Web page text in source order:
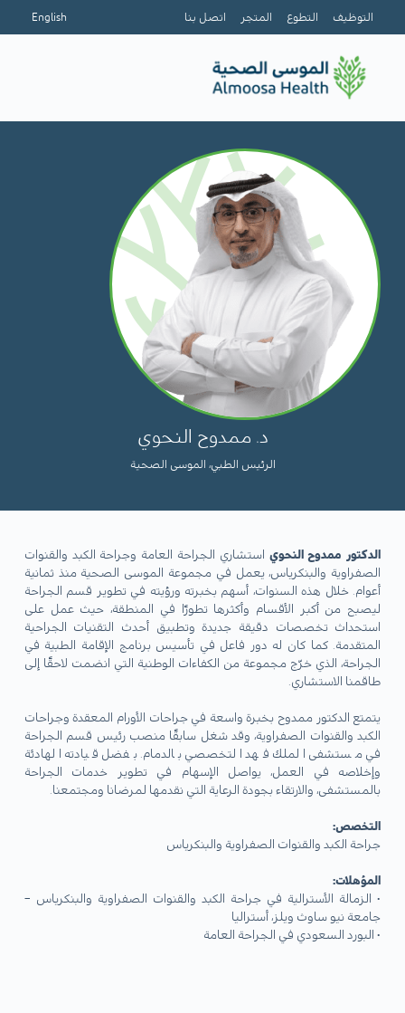
التوظيف التطوع المتجر اتصل بنا English
د. ممدوح النحوي
الرئيس الطبي، الموسى الصحية
الدكتور ممدوح النحوي استشاري الجراحة العامة وجراحة الكبد والقنوات
الصفراوية والبنكرياس، يعمل في مجموعة الموسى الصحية منذ ثمانية
أعوام. خلال هذه السنوات، أسهم بخبرته ورؤيته في تطوير قسم الجراحة
ليصبح من أكبر الأقسام وأكثرها تطورًا في المنطقة، حيث عمل على
استحداث تخصصات دقيقة جديدة وتطبيق أحدث التقنيات الجراحية
المتقدمة. كما كان له دور فاعل في تأسيس برنامج الإقامة الطبية في
الجراحة، الذي خرّج مجموعة من الكفاءات الوطنية التي انضمت لاحقًا إلى
طاقمنا الاستشاري.
يتمتع الدكتور ممدوح بخبرة واسعة في جراحات الأورام المعقدة وجراحات
الكبد والقنوات الصفراوية، وقد شغل سابقًا منصب رئيس قسم الجراحة
في مستشفى الملك فهد التخصصي بالدمام. بفضل قيادته الهادئة
وإخلاصه في العمل، يواصل الإسهام في تطوير خدمات الجراحة
بالمستشفى، والارتقاء بجودة الرعاية التي نقدمها لمرضانا ومجتمعنا.
التخصص:
جراحة الكبد والقنوات الصفراوية والبنكرياس
المؤهلات:
• الزمالة الأسترالية في جراحة الكبد والقنوات الصفراوية والبنكرياس –
جامعة نيو ساوث ويلز، أستراليا
• البورد السعودي في الجراحة العامة